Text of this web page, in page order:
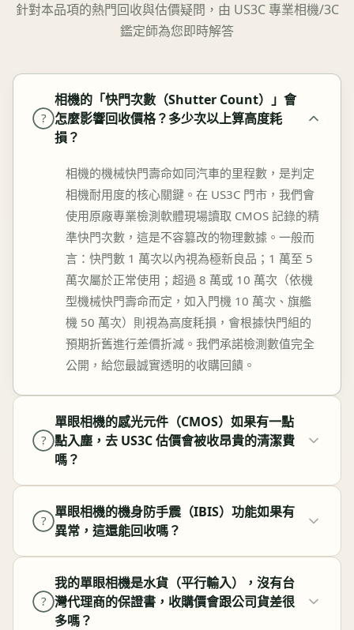
針對本品項的熱門回收與估價疑問，由 US3C 專業相機/3C
鑑定師為您即時解答
?
相機的「快門次數（Shutter Count）」會
怎麼影響回收價格？多少次以上算高度耗
損？
相機的機械快門壽命如同汽車的里程數，是判定
相機耐用度的核心關鍵。在 US3C 門市，我們會
使用原廠專業檢測軟體現場讀取 CMOS 記錄的精
準快門次數，這是不容篡改的物理數據。一般而
言：快門數 1 萬次以內視為極新良品；1 萬至 5
萬次屬於正常使用；超過 8 萬或 10 萬次（依機
型機械快門壽命而定，如入門機 10 萬次、旗艦
機 50 萬次）則視為高度耗損，會根據快門組的
預期折舊進行差價折減。我們承諾檢測數值完全
公開，給您最誠實透明的收購回饋。
?
單眼相機的感光元件（CMOS）如果有一點
點入塵，去 US3C 估價會被收昂貴的清潔費
嗎？
?
單眼相機的機身防手震（IBIS）功能如果有
異常，這還能回收嗎？
?
我的單眼相機是水貨（平行輸入），沒有台
灣代理商的保證書，收購價會跟公司貨差很
多嗎？